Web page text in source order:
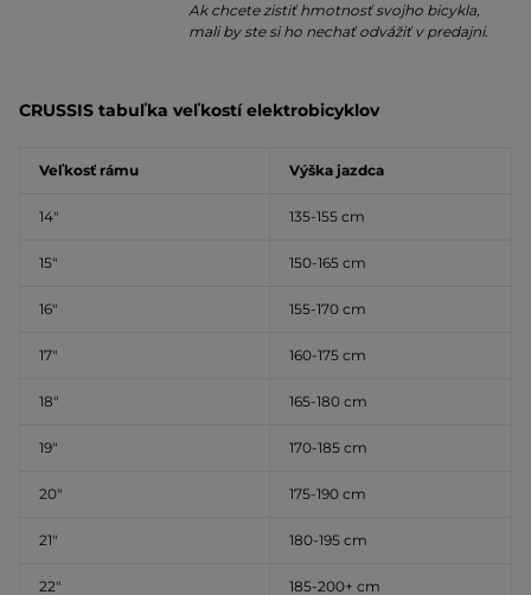
Ak chcete zistiť hmotnosť svojho bicykla,
mali by ste si ho nechať odvážiť v predajni.
CRUSSIS tabuľka veľkostí elektrobicyklov
Veľkosť rámu Výška jazdca
14″ 135-155 cm
15″ 150-165 cm
16″ 155-170 cm
17″ 160-175 cm
18″ 165-180 cm
19″ 170-185 cm
20″ 175-190 cm
21″ 180-195 cm
22″ 185-200+ cm